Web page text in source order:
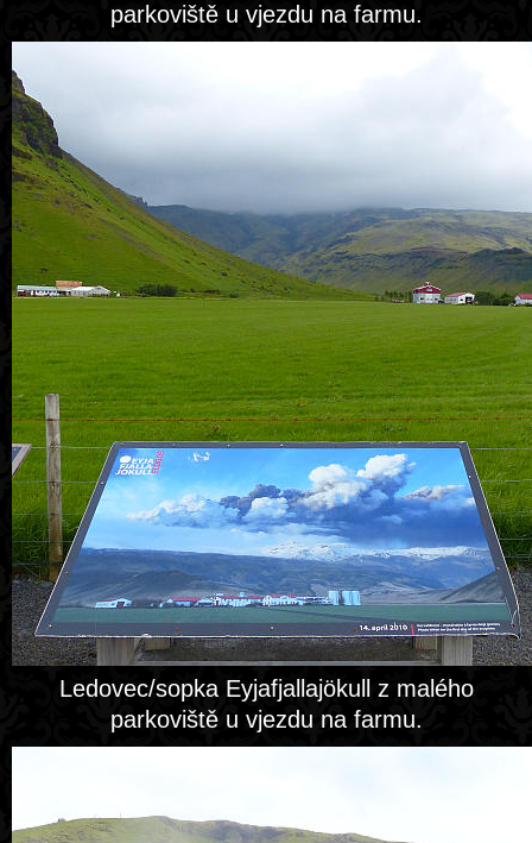
parkoviště u vjezdu na farmu.
Ledovec/sopka Eyjafjallajökull z malého
parkoviště u vjezdu na farmu.